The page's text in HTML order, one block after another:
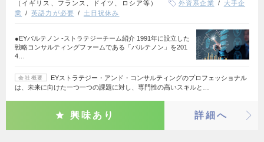
（イギリス、フランス、ドイツ、ロシア等）
外資系企業
大手企
業
英語力が必要 土日祝休み
●EYパルテノン ‐ストラテジーチーム紹介 1991年に設立した
戦略コンサルティングファームである「パルテノン」を201
4…
会社概要
EYストラテジー・アンド・コンサルティングのプロフェッショナル
は、未来に向けた一つ一つの課題に対し、専門性の高いスキルと…
興味あり 詳細へ